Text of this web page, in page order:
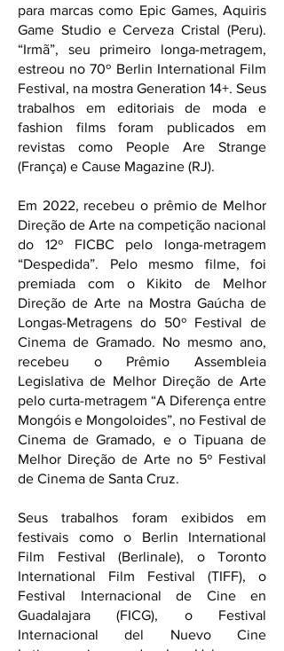
para marcas como Epic Games, Aquiris
Game Studio e Cerveza Cristal (Peru).
“Irmã”, seu primeiro longa-metragem,
estreou no 70º Berlin International Film
Festival, na mostra Generation 14+. Seus
trabalhos em editoriais de moda e
fashion films foram publicados em
revistas como People Are Strange
(França) e Cause Magazine (RJ).
Em 2022, recebeu o prêmio de Melhor
Direção de Arte na competição nacional
do 12º FICBC pelo longa-metragem
“Despedida”. Pelo mesmo filme, foi
premiada com o Kikito de Melhor
Direção de Arte na Mostra Gaúcha de
Longas-Metragens do 50º Festival de
Cinema de Gramado. No mesmo ano,
recebeu o Prêmio Assembleia
Legislativa de Melhor Direção de Arte
pelo curta-metragem “A Diferença entre
Mongóis e Mongoloides”, no Festival de
Cinema de Gramado, e o Tipuana de
Melhor Direção de Arte no 5º Festival
de Cinema de Santa Cruz.
Seus trabalhos foram exibidos em
festivais como o Berlin International
Film Festival (Berlinale), o Toronto
International Film Festival (TIFF), o
Festival Internacional de Cine en
Guadalajara (FICG), o Festival
Internacional del Nuevo Cine